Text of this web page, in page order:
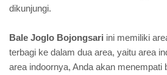
dikunjungi.
Bale Joglo Bojongsari ini memiliki
terbagi ke dalam dua area, yaitu area
area indoornya, Anda akan menempati